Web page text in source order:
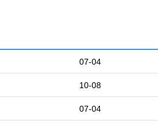
07-04
10-08
07-04